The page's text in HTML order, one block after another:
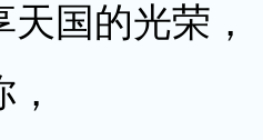
国的光荣，